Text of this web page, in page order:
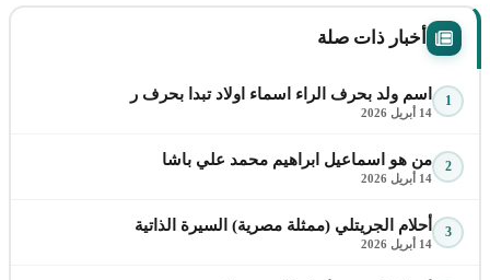
أخبار ذات صلة
1 اسم ولد بحرف الراء اسماء اولاد تبدا بحرف ر
14 أبريل 2026
2 من هو اسماعيل ابراهيم محمد علي باشا
14 أبريل 2026
3 أحلام الجريتلي (ممثلة مصرية) السيرة الذاتية
14 أبريل 2026